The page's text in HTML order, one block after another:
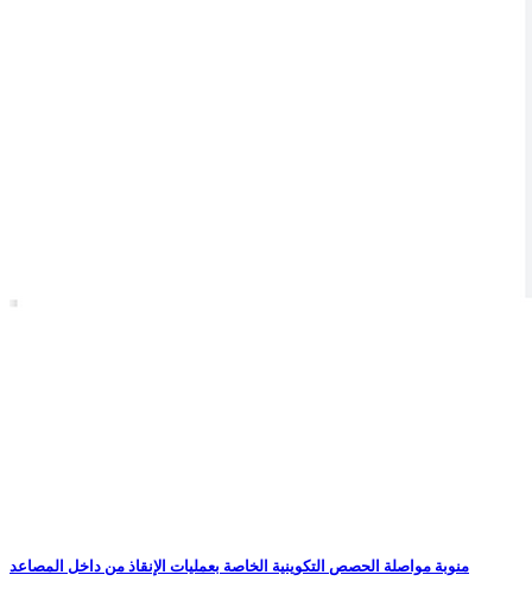
منوبة مواصلة الحصص التكوينية الخاصة بعمليات الإنقاذ من داخل المصاعد